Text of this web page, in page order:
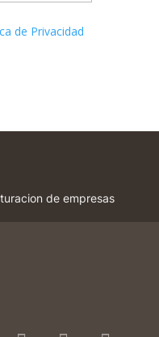
de Privacidad
de empresas